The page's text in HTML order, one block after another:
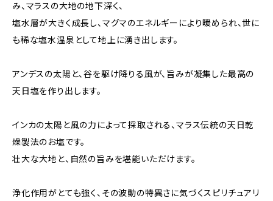
み、マラスの大地の地下深く、
塩水層が大きく成長し、マグマのエネルギーにより暖められ、世に
も稀な塩水温泉として地上に湧き出します。
アンデスの太陽と、谷を駆け降りる風が、旨みが凝集した最高の
天日塩を作り出します。
インカの太陽と風の力によって採取される、マラス伝統の天日乾
燥製法のお塩です。
壮大な大地と、自然の旨みを堪能いただけます。
浄化作用がとても強く、その波動の特異さに気づくスピリチュアリ